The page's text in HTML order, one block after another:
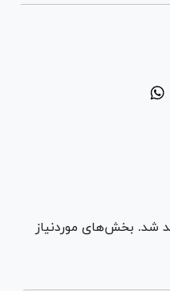
شد. بخش‌های موردنیاز